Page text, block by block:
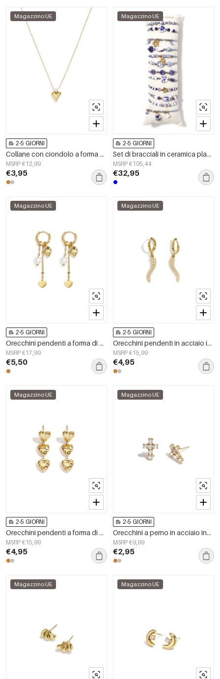
Magazzino UE
2-5 GIORNI
Collane con ciondolo a forma di cuore in acciaio inossidabile, serie Simple Daily Simple, gioielli da donna
MSRP €12,99
€3,95
Magazzino UE
2-5 GIORNI
Set di bracciali in ceramica placcati oro 14 carati, serie etnica &quot;Fiori, Vacanze/Spiaggia&quot;, gioielli da donna.
MSRP €105,44
€32,95
Magazzino UE
2-5 GIORNI
Orecchini pendenti a forma di cuore in acciaio inossidabile, semplici, della serie Daily Simple, gioielli da donna.
MSRP €17,99
€5,50
Magazzino UE
2-5 GIORNI
Orecchini pendenti in acciaio inossidabile a forma di serpente, semplici, per tutti i giorni, serie Simple, gioielli da donna
MSRP €15,99
€4,95
Magazzino UE
2-5 GIORNI
Orecchini pendenti a forma di cuore in acciaio inossidabile, serie Simple Daily Simple, gioielli da donna
MSRP €15,99
€4,95
Magazzino UE
2-5 GIORNI
Orecchini a perno in acciaio inossidabile con croce, semplici, della serie Daily Simple, gioielli da donna.
MSRP €9,99
€2,95
Magazzino UE Magazzino UE